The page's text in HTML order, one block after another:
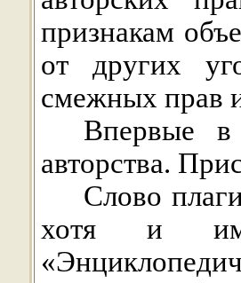
признакам
от других
смежных прав
Впервые в
авторства.
Слово
хотя и